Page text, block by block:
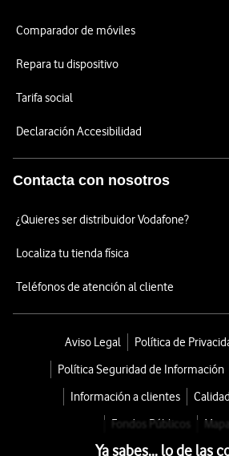
Comparador de móviles
Repara tu dispositivo
Tarifa social
Declaración Accesibilidad
Contacta con nosotros
¿Quieres ser distribuidor Vodafone?
Localiza tu tienda física
Teléfonos de atención al cliente
Aviso Legal
Política de
Política Seguridad de Información
Información a clientes
Fondos Públicos
Ya sabes... lo de las